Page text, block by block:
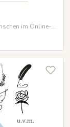
im Online-